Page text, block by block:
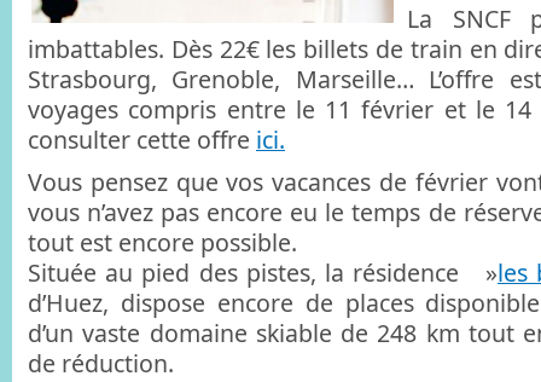
La SNCF
imbattables. Dès 22€ les billets de train en
Strasbourg, Grenoble, Marseille… L’offre
voyages compris entre le 11 février et le 14
consulter cette offre ici.
Vous pensez que vos vacances de février
vous n’avez pas encore eu le temps de
tout est encore possible.
Située au pied des pistes, la résidence »les
d’Huez, dispose encore de places
d’un vaste domaine skiable de 248 km tout
de réduction.